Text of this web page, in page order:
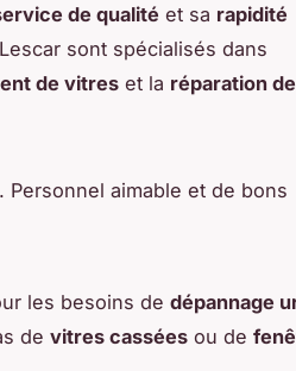
de qualité et sa rapidité
sont spécialisés dans
de vitres et la réparation
aimable et de bons
les besoins de dépannage
de vitres cassées ou de